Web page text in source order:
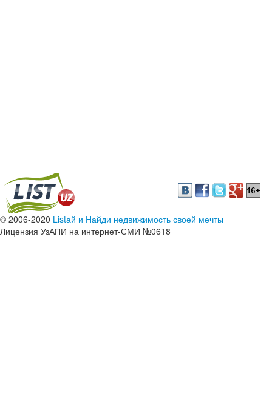
© 2006-2020 Listай и Найди недвижимость своей мечты
Лицензия УзАПИ на интернет-СМИ №0618